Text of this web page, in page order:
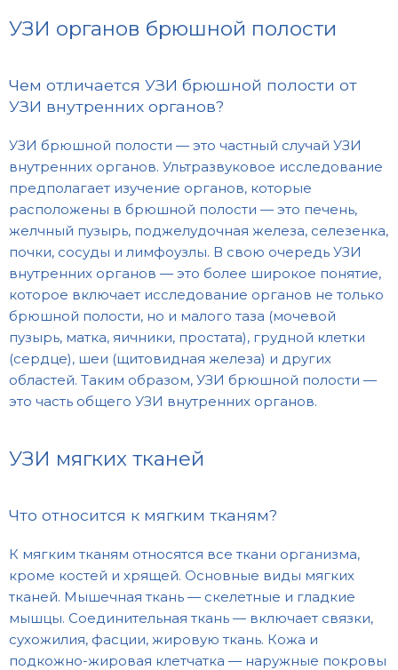
УЗИ органов брюшной полости
Чем отличается УЗИ брюшной полости от
УЗИ внутренних органов?
УЗИ брюшной полости — это частный случай УЗИ
внутренних органов. Ультразвуковое исследование
предполагает изучение органов, которые
расположены в брюшной полости — это печень,
желчный пузырь, поджелудочная железа, селезенка,
почки, сосуды и лимфоузлы. В свою очередь УЗИ
внутренних органов — это более широкое понятие,
которое включает исследование органов не только
брюшной полости, но и малого таза (мочевой
пузырь, матка, яичники, простата), грудной клетки
(сердце), шеи (щитовидная железа) и других
областей. Таким образом, УЗИ брюшной полости —
это часть общего УЗИ внутренних органов.
УЗИ мягких тканей
Что относится к мягким тканям?
К мягким тканям относятся все ткани организма,
кроме костей и хрящей. Основные виды мягких
тканей. Мышечная ткань — скелетные и гладкие
мышцы. Соединительная ткань — включает связки,
сухожилия, фасции, жировую ткань. Кожа и
подкожно-жировая клетчатка — наружные покровы